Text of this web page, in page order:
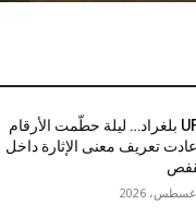
UFC بلغراد… ليلة حطّمت الأرقام
تعريف معنى الإثارة داخل